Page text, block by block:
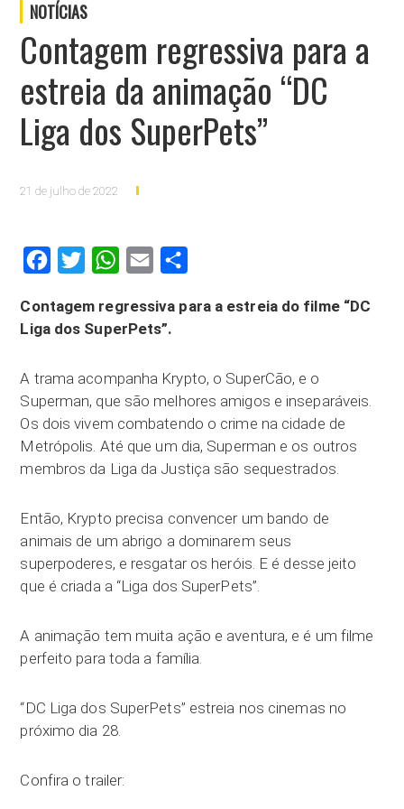
NOTÍCIAS
Contagem regressiva para a
estreia da animação “DC
Liga dos SuperPets”
21 de julho de 2022
FacebookTwitter WhatsApp
Email
Contagem regressiva para a estreia do filme “DC
Liga dos SuperPets”.
A trama acompanha Krypto, o SuperCão, e o
Superman, que são melhores amigos e inseparáveis.
Os dois vivem combatendo o crime na cidade de
Metrópolis. Até que um dia, Superman e os outros
membros da Liga da Justiça são sequestrados.
Então, Krypto precisa convencer um bando de
animais de um abrigo a dominarem seus
superpoderes, e resgatar os heróis. E é desse jeito
que é criada a “Liga dos SuperPets”.
A animação tem muita ação e aventura, e é um filme
perfeito para toda a família.
“DC Liga dos SuperPets” estreia nos cinemas no
próximo dia 28.
Confira o trailer: